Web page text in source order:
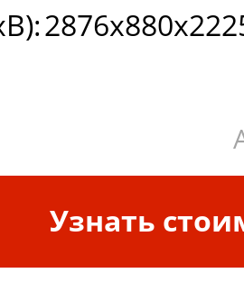
Узнать